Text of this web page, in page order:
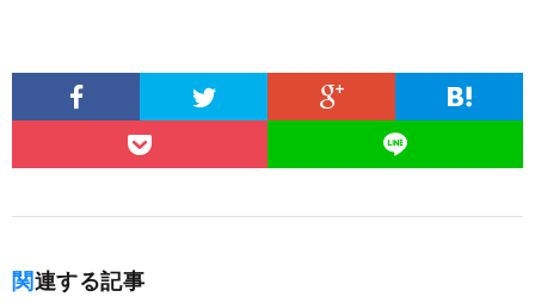
関連する記事